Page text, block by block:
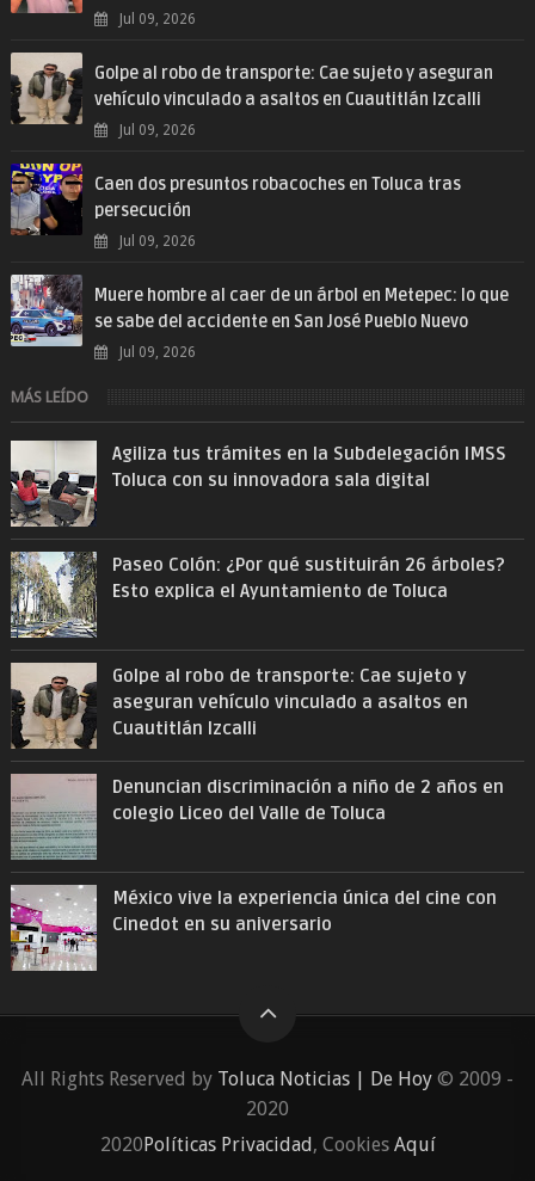
Jul 09, 2026
Golpe al robo de transporte: Cae sujeto y aseguran
vehículo vinculado a asaltos en Cuautitlán Izcalli
Jul 09, 2026
Caen dos presuntos robacoches en Toluca tras
persecución
Jul 09, 2026
Muere hombre al caer de un árbol en Metepec: lo que
se sabe del accidente en San José Pueblo Nuevo
Jul 09, 2026
MÁS LEÍDO
Agiliza tus trámites en la Subdelegación IMSS
Toluca con su innovadora sala digital
Paseo Colón: ¿Por qué sustituirán 26 árboles?
Esto explica el Ayuntamiento de Toluca
Golpe al robo de transporte: Cae sujeto y
aseguran vehículo vinculado a asaltos en
Cuautitlán Izcalli
Denuncian discriminación a niño de 2 años en
colegio Liceo del Valle de Toluca
México vive la experiencia única del cine con
Cinedot en su aniversario
All Rights Reserved by Toluca Noticias | De Hoy © 2009 -
2020
2020Políticas Privacidad, Cookies Aquí